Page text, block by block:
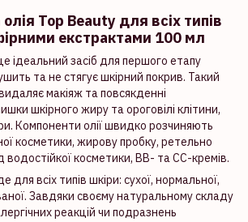
Top Beauty для всіх типів
екстрактами 100 мл
ідеальний засіб для першого етапу
та не стягує шкірний покрив. Такий
макіяж та повсякденні
шкірного жиру та ороговілі клітини,
Компоненти олії швидко розчиняють
косметики, жирову пробку, ретельно
водостійкої косметики, ВВ- та СС-кремів.
для всіх типів шкіри: сухої, нормальної,
Завдяки своєму натуральному складу
реакцій чи подразнень